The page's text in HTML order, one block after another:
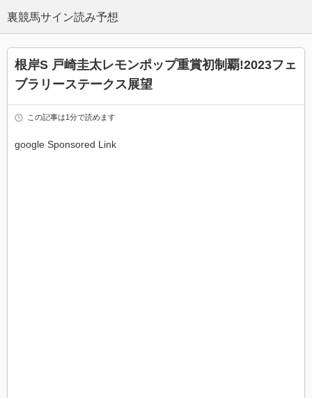
根岸S 戸崎圭太レモンポップ重賞初制覇!2023フェ
ブラリーステークス展望
この記事は1分で読めます
google Sponsored Link